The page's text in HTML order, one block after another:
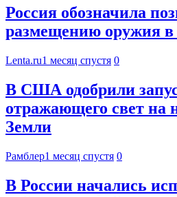
Россия обозначила
размещению оружия в
Lenta.ru1 месяц спустя 0
В США одобрили
отражающего свет на
Земли
Рамблер1 месяц спустя 0
В России начались